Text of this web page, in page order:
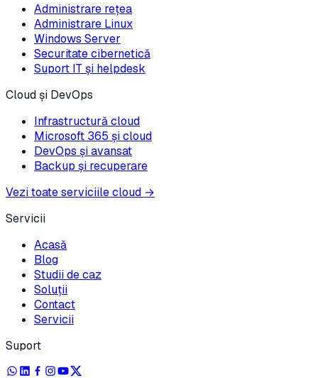
Administrare rețea
Administrare Linux
Windows Server
Securitate cibernetică
Suport IT și helpdesk
Cloud și DevOps
Infrastructură cloud
Microsoft 365 și cloud
DevOps și avansat
Backup și recuperare
Vezi toate serviciile cloud →
Servicii
Acasă
Blog
Studii de caz
Soluții
Contact
Servicii
Suport